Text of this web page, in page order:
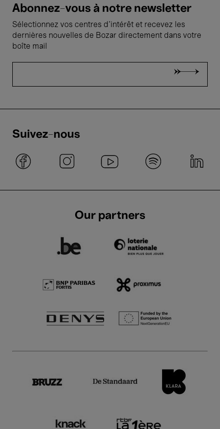
Abonnez-vous à notre newsletter
Sélectionnez vos centres d'intérêt et recevez les
dernières nouvelles de Bozar directement dans votre
boîte mail
Suivez-nous
Our partners